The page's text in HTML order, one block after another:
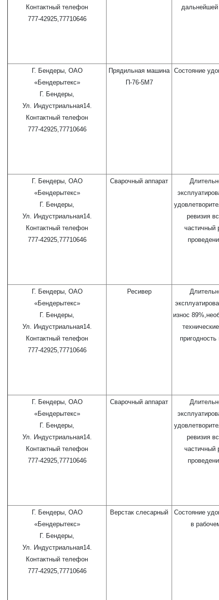
Контактный телефон
777-42925,77710646
дальнейшей
Г. Бендеры, ОАО
«Бендерытекс»
Г. Бендеры,
Ул. Индустриальная14.
Контактный телефон
777-42925,77710646
Прядильная машина
П-76-5М7
Состояние
Г. Бендеры, ОАО
«Бендерытекс»
Г. Бендеры,
Ул. Индустриальная14.
Контактный телефон
777-42925,77710646
Сварочный аппарат
ревизия
частичный
Г. Бендеры, ОАО
«Бендерытекс»
Г. Бендеры,
Ул. Индустриальная14.
Контактный телефон
777-42925,77710646
Ресивер
износ
пригодность
Г. Бендеры, ОАО
«Бендерытекс»
Г. Бендеры,
Ул. Индустриальная14.
Контактный телефон
777-42925,77710646
Сварочный аппарат
ревизия
частичный
Г. Бендеры, ОАО
«Бендерытекс»
Г. Бендеры,
Ул. Индустриальная14.
Контактный телефон
777-42925,77710646
Верстак слесарный
Состояние
в